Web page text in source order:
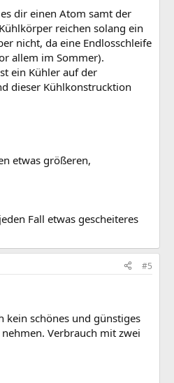
dir einen Atom samt der
reichen solang ein
nicht, da eine Endlosschleife
allem im Sommer).
ein Kühler auf der
dieser Kühlkonstrucktion
etwas größeren,
Fall etwas gescheiteres
#5
kein schönes und günstiges
Verbrauch mit zwei